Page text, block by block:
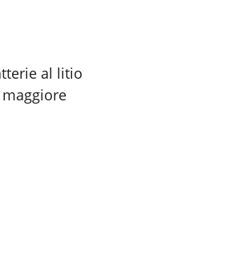
al litio
maggiore